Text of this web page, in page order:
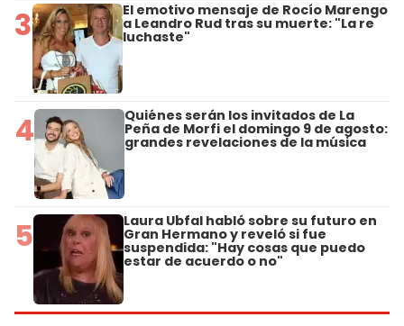
3 El emotivo mensaje de Rocío Marengo
a Leandro Rud tras su muerte: "La re
luchaste"
4 Quiénes serán los invitados de La
Peña de Morfi el domingo 9 de agosto:
grandes revelaciones de la música
5 Laura Ubfal habló sobre su futuro en
Gran Hermano y reveló si fue
suspendida: "Hay cosas que puedo
estar de acuerdo o no"